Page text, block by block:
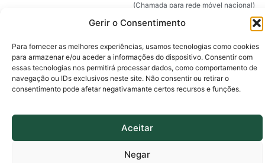
Gerir o Consentimento
Para fornecer as melhores experiências, usamos tecnologias como cookies
para armazenar e/ou aceder a informações do dispositivo. Consentir com
essas tecnologias nos permitirá processar dados, como comportamento de
navegação ou IDs exclusivos neste site. Não consentir ou retirar o
consentimento pode afetar negativamante certos recursos e funções.
Aceitar
Negar
Litígios de Consumo
Livro de Reclamações
(Chamada para rede móvel nacional)
info@boxaway.pt